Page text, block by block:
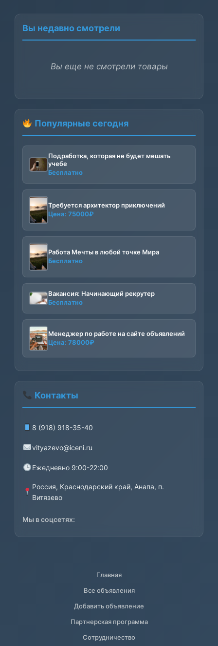
Вы недавно смотрели
Вы еще не смотрели товары
Популярные сегодня
Подработка, которая не будет мешать
учебе
Бесплатно
Требуется архитектор приключений
Цена: 75000₽
Работа Мечты в любой точке Мира
Бесплатно
Вакансия: Начинающий рекрутер
Бесплатно
Менеджер по работе на сайте объявлений
Цена: 78000₽
Контакты
8 (918) 918-35-40
vityazevo@iceni.ru
Ежедневно 9:00-22:00
Россия, Краснодарский край, Анапа, п.
Витязево
Мы в соцсетях:
Главная
Все объявления
Добавить объявление
Партнерская программа
Сотрудничество